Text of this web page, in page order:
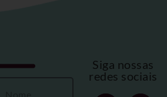
Siga nossas
redes sociais